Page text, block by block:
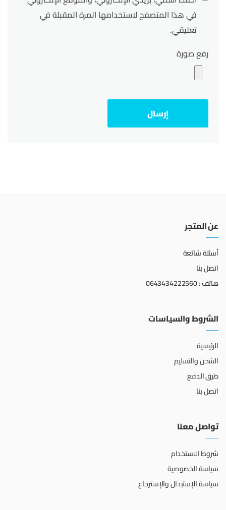
في هذا المتصفح لاستخدامها المرة المقبلة في
تعليقي.
رفع صورة
عن المتجر
أسئلة شائعة
اتصل بنا
هاتف : 0643434222560
الشروط والسياسات
الرئيسية
الشحن والتسليم
طرق الدفع
اتصل بنا
تواصل معنا
شروط الاستخدام
سياسة الخصوصية
سياسة الإستبدال والإسترجاع